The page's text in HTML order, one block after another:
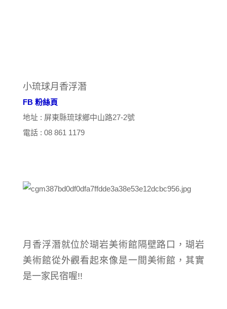
小琉球月香浮潛
FB 粉絲頁
地址 : 屏東縣琉球鄉中山路27-2號
電話 : 08 861 1179
月香浮潛就位於瑚岩美術館隔壁路口，瑚岩
美術館從外觀看起來像是一間美術館，其實
是一家民宿喔!!